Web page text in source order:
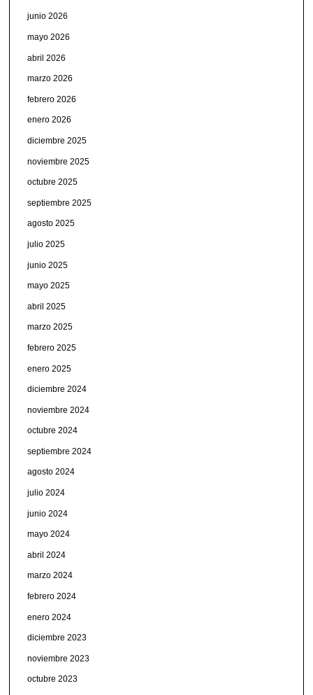
junio 2026
mayo 2026
abril 2026
marzo 2026
febrero 2026
enero 2026
diciembre 2025
noviembre 2025
octubre 2025
septiembre 2025
agosto 2025
julio 2025
junio 2025
mayo 2025
abril 2025
marzo 2025
febrero 2025
enero 2025
diciembre 2024
noviembre 2024
octubre 2024
septiembre 2024
agosto 2024
julio 2024
junio 2024
mayo 2024
abril 2024
marzo 2024
febrero 2024
enero 2024
diciembre 2023
noviembre 2023
octubre 2023